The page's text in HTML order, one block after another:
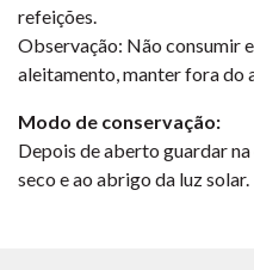
refeições.
Observação: Não consumir
aleitamento, manter fora do
Modo de conservação:
Depois de aberto guardar
seco e ao abrigo da luz solar.